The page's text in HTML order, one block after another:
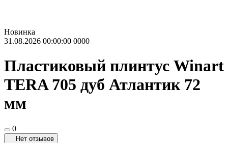
Новинка
31.08.2026 00:00:00 0000
Пластиковый плинтус Winart
TERA 705 дуб Атлантик 72
мм
0
Нет отзывов